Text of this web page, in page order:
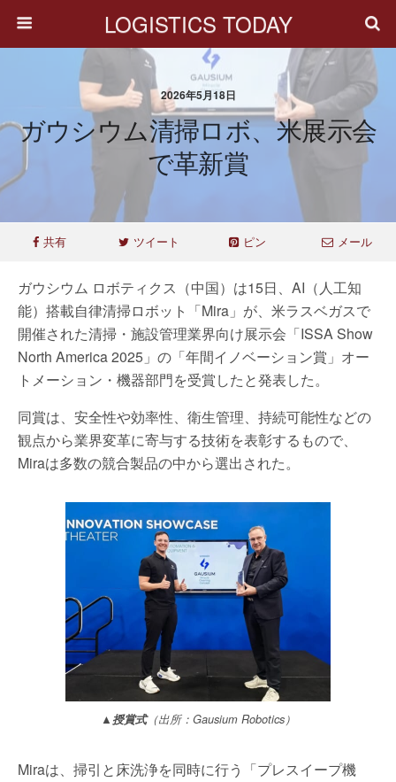
LOGISTICS TODAY
2026年5月18日
ガウシウム清掃ロボ、米展示会
で革新賞
共有 ツイート ピン メール
ガウシウム ロボティクス（中国）は15日、AI（人工知
能）搭載自律清掃ロボット「Mira」が、米ラスベガスで
開催された清掃・施設管理業界向け展示会「ISSA Show
North America 2025」の「年間イノベーション賞」オー
トメーション・機器部門を受賞したと発表した。
同賞は、安全性や効率性、衛生管理、持続可能性などの
観点から業界変革に寄与する技術を表彰するもので、
Miraは多数の競合製品の中から選出された。
▲授賞式（出所：Gausium Robotics）
Miraは、掃引と床洗浄を同時に行う「プレスイープ機